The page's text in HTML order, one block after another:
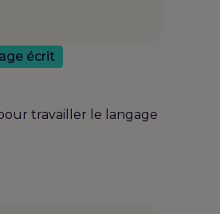
écrit
travailler le langage